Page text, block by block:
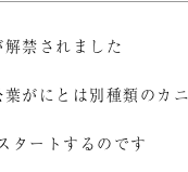
禁されました
がにとは別種類のカ
タートするのです